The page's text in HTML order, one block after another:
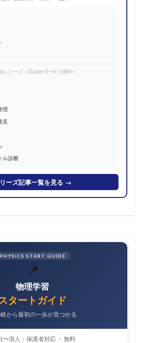
シリーズ（Cluster E〜K 公開中）
理
見
ル診断
ーズ記事一覧を見る →
PHYSICS START GUIDE
📍
物理学習
タートガイド
から最初の一歩が見つかる
〜浪人・保護者対応 ・ 無料